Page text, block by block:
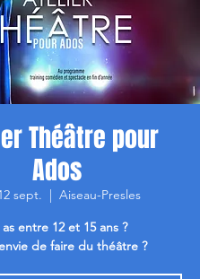
Théâtre pour
Ados
sept.
  |
Aiseau-Presles
as entre 12 et 15 ans ?
de faire du théâtre ?